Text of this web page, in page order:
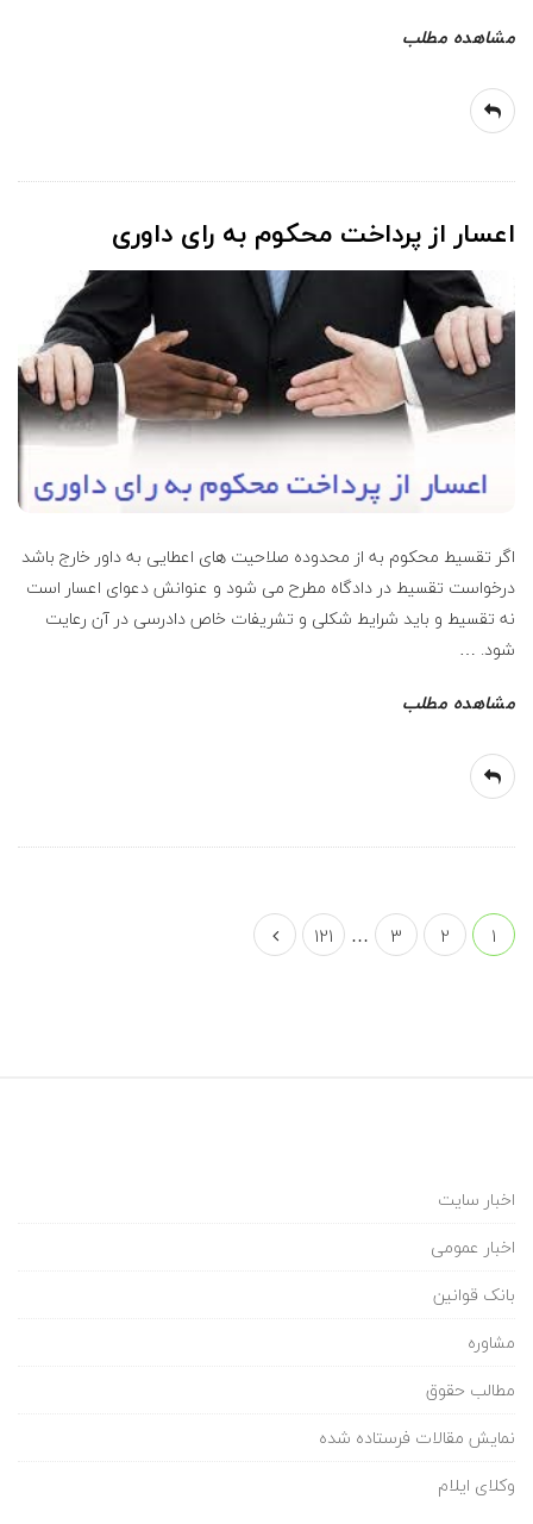
مشاهده مطلب
اعسار از پرداخت محکوم به رای داوری
اگر تقسیط محکوم به از محدوده صلاحیت های اعطایی به داور خارج باشد
درخواست تقسیط در دادگاه مطرح می شود و عنوانش دعوای اعسار است
نه تقسیط و باید شرایط شکلی و تشریفات خاص دادرسی در آن رعایت
شود. …
مشاهده مطلب
ص
ف
ن
و
ش
ت
ه‌
ه
ا
1
2
3
…
121
اخبار سایت
اخبار عمومی
بانک قوانین
مشاوره
مطالب حقوق
نمایش مقالات فرستاده شده
وکلای ایلام